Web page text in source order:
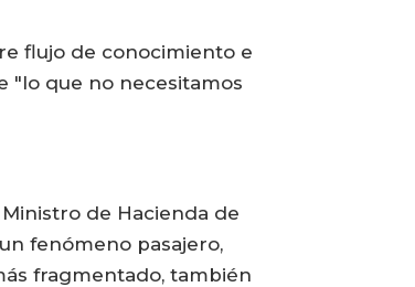
flujo de conocimiento e
"lo que no necesitamos
de Hacienda de
fenómeno pasajero,
fragmentado, también